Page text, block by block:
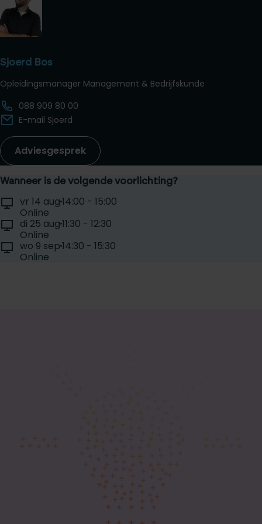
Sjoerd Bos
Opleidingsmanager Management & Bedrijfskunde
088 909 80 00
E-mail Sjoerd
Adviesgesprek
Wanneer is de volgende voorlichting?
Selecteer een voorlichtingsdag:
Datum:
vr 14 augTijd:
14:00 - 15:00
Locatie:
Online
Datum:
di 25 augTijd:
11:30 - 12:30
Locatie:
Online
Datum:
wo 9 sepTijd:
14:30 - 15:30
Locatie:
Online